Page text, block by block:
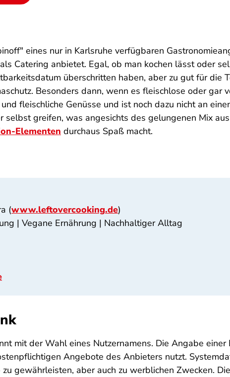
eines nur in Karlsruhe verfügbaren
Catering anbietet. Egal, ob man kochen lässt oder
überschritten haben, aber zu gut für die
Besonders dann, wenn es fleischlose oder gar
fleischliche Genüsse und ist noch dazu nicht an
selbst greifen, was angesichts des gelungenen Mix
Elementen durchaus Spaß macht.
(www.leftovercooking.de)
| Vegane Ernährung | Nachhaltiger Alltag
mit der Wahl eines Nutzernamens. Die Angabe
Angebote des Anbieters nutzt.
gewährleisten, aber auch zu werblichen Zwecken.